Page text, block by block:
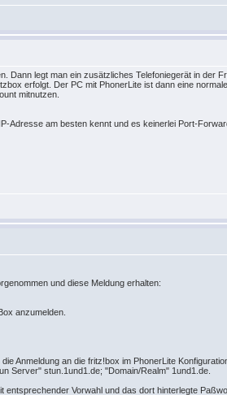
Dann legt man ein zusätzliches Telefoniegerät in der
erfolgt. Der PC mit PhonerLite ist dann eine
mitnutzen.
Adresse am besten kennt und es keinerlei Port-
und diese Meldung erhalten:
anzumelden.
Anmeldung an die fritz!box im PhonerLite
Server" stun.1und1.de; "Domain/Realm" 1und1.de.
Vorwahl und das dort hinterlegte